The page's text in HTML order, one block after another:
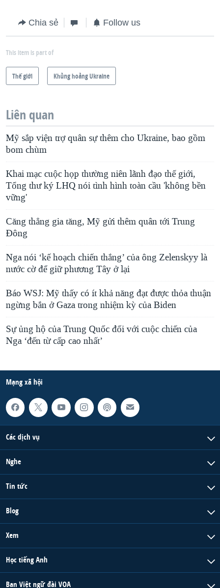
Chia sẻ Follow us
This item is part of
Thế giới Khủng hoảng Ukraine
Liên quan
Mỹ sắp viện trợ quân sự thêm cho Ukraine, bao gồm
bom chùm
Khai mạc cuộc họp thường niên lãnh đạo thế giới,
Tổng thư ký LHQ nói tình hình toàn cầu 'không bền
vững'
Căng thẳng gia tăng, Mỹ gửi thêm quân tới Trung
Đông
Nga nói ‘kế hoạch chiến thắng’ của ông Zelenskyy là
nước cờ để giữ phương Tây ở lại
Báo WSJ: Mỹ thấy có ít khả năng đạt được thỏa thuận
ngừng bắn ở Gaza trong nhiệm kỳ của Biden
Sự ủng hộ của Trung Quốc đối với cuộc chiến của
Nga ‘đến từ cấp cao nhất’
Mạng xã hội
Các dịch vụ
Nghe
Tin tức
Blog
Xem
Học tiếng Anh
Ban Việt ngữ đài VOA